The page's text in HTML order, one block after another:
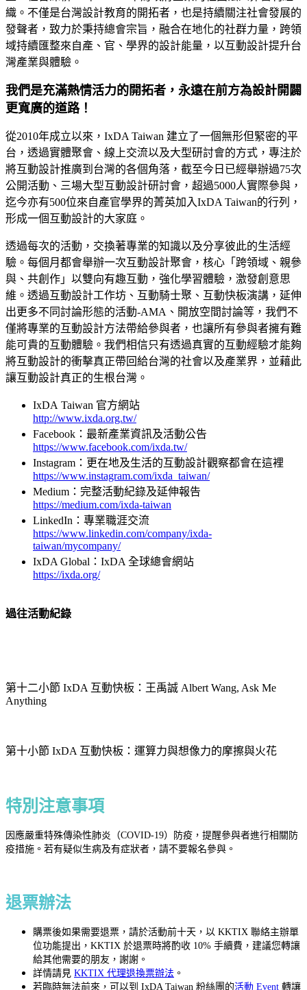
織。不僅是台灣設計教育的開拓者，也是持續關注社會發展的
發聲者，致力於秉持總會宗旨，融合在地化的社群力量，跨領
域持續匯整來自產、官、學界的設計能量，以互動設計提升台
灣產業與體驗。
我們是充滿熱情活力的開拓者，永遠在前方為設計開闢
更寬廣的道路！
從2010年成立以來，IxDA Taiwan 建立了一個無形但緊密的平
台，透過實體聚會、線上交流以及大型研討會的方式，專注於
將互動設計推廣到台灣的各個角落，截至今日已經舉辦過75次
公開活動、三場大型互動設計研討會，超過5000人實際參與，
迄今亦有500位來自產官學界的菁英加入IxDA Taiwan的行列，
形成一個互動設計的大家庭。
透過每次的活動，交換著專業的知識以及分享彼此的生活經
驗。每個月都會舉辦一次互動設計聚會，核心「跨領域、親參
與、共創作」以雙向有趣互動，強化學習體驗，激發創意思
維。透過互動設計工作坊、互動騎士聚、互動快板演講，延伸
出更多不同討論形態的活動-AMA、開放空間討論等，我們不
僅將專業的互動設計方法帶給參與者，也讓所有參與者擁有難
能可貴的互動體驗。我們相信只有透過真實的互動經驗才能夠
將互動設計的衝擊真正帶回給台灣的社會以及產業界，並藉此
讓互動設計真正的生根台灣。
IxDA Taiwan 官方網站
http://www.ixda.org.tw/
Facebook：最新產業資訊及活動公告
https://www.facebook.com/ixda.tw/
Instagram：更在地及生活的互動設計觀察都會在這裡
https://www.instagram.com/ixda_taiwan/
Medium：完整活動紀錄及延伸報告
https://medium.com/ixda-taiwan
LinkedIn：專業職涯交流
https://www.linkedin.com/company/ixda-
taiwan/mycompany/
IxDA Global：IxDA 全球總會網站
https://ixda.org/
過往活動紀錄
第十二小節 IxDA 互動快板：王禹誠 Albert Wang, Ask Me
Anything
第十小節 IxDA 互動快板：運算力與想像力的摩擦與火花
特別注意事項
因應嚴重特殊傳染性肺炎（COVID-19）防疫，提醒參與者進行相關防
疫措施。若有疑似生病及有症狀者，請不要報名參與。
退票辦法
購票後如果需要退票，請於活動前十天，以 KKTIX 聯絡主辦單
位功能提出，KKTIX 於退票時將酌收 10% 手續費，建議您轉讓
給其他需要的朋友，謝謝。
詳情請見 KKTIX 代理退換票辦法 。
若臨時無法前來，可以到 IxDA Taiwan 粉絲團的活動 Event 轉讓